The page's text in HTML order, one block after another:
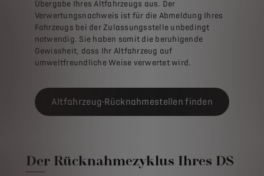
Übergabe Ihres Altfahrzeugs aus. Der
Verwertungsnachweis ist für die Abmeldung Ihres
Fahrzeugs bei der Zulassungsstelle unbedingt
notwendig. Sie haben somit die beruhigende
Gewissheit, dass Ihr Altfahrzeug auf
umweltfreundliche Weise verwertet wird.
Altfahrzeug-Rücknahmestellen finden
Der Rücknahmezyklus Ihres DS